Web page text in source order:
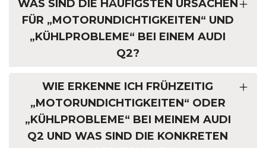
WAS SIND DIE HÄUFIGSTEN URSACHEN
FÜR „MOTORUNDICHTIGKEITEN“ UND
„KÜHLPROBLEME“ BEI EINEM AUDI
Q2?
WIE ERKENNE ICH FRÜHZEITIG
„MOTORUNDICHTIGKEITEN“ ODER
„KÜHLPROBLEME“ BEI MEINEM AUDI
Q2 UND WAS SIND DIE KONKRETEN